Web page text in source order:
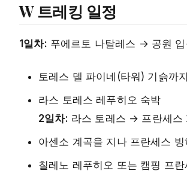
W 트레킹 일정
1일차: 푸에르토 나탈레스 → 공원
토레스 델 파이네(타워) 기슭
라스 토레스 레푸히오 숙박
2일차: 라스 토레스 → 프란세스
아센소 계곡을 지나 프란세스
칠레노 레푸히오 또는 캠핑 프